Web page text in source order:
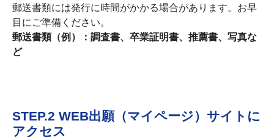
郵送書類には発行に時間がかかる場合があります。お早
目にご準備ください。
郵送書類（例）：調査書、卒業証明書、推薦書、写真な
ど
STEP.2 WEB出願（マイページ）サイトに
アクセス